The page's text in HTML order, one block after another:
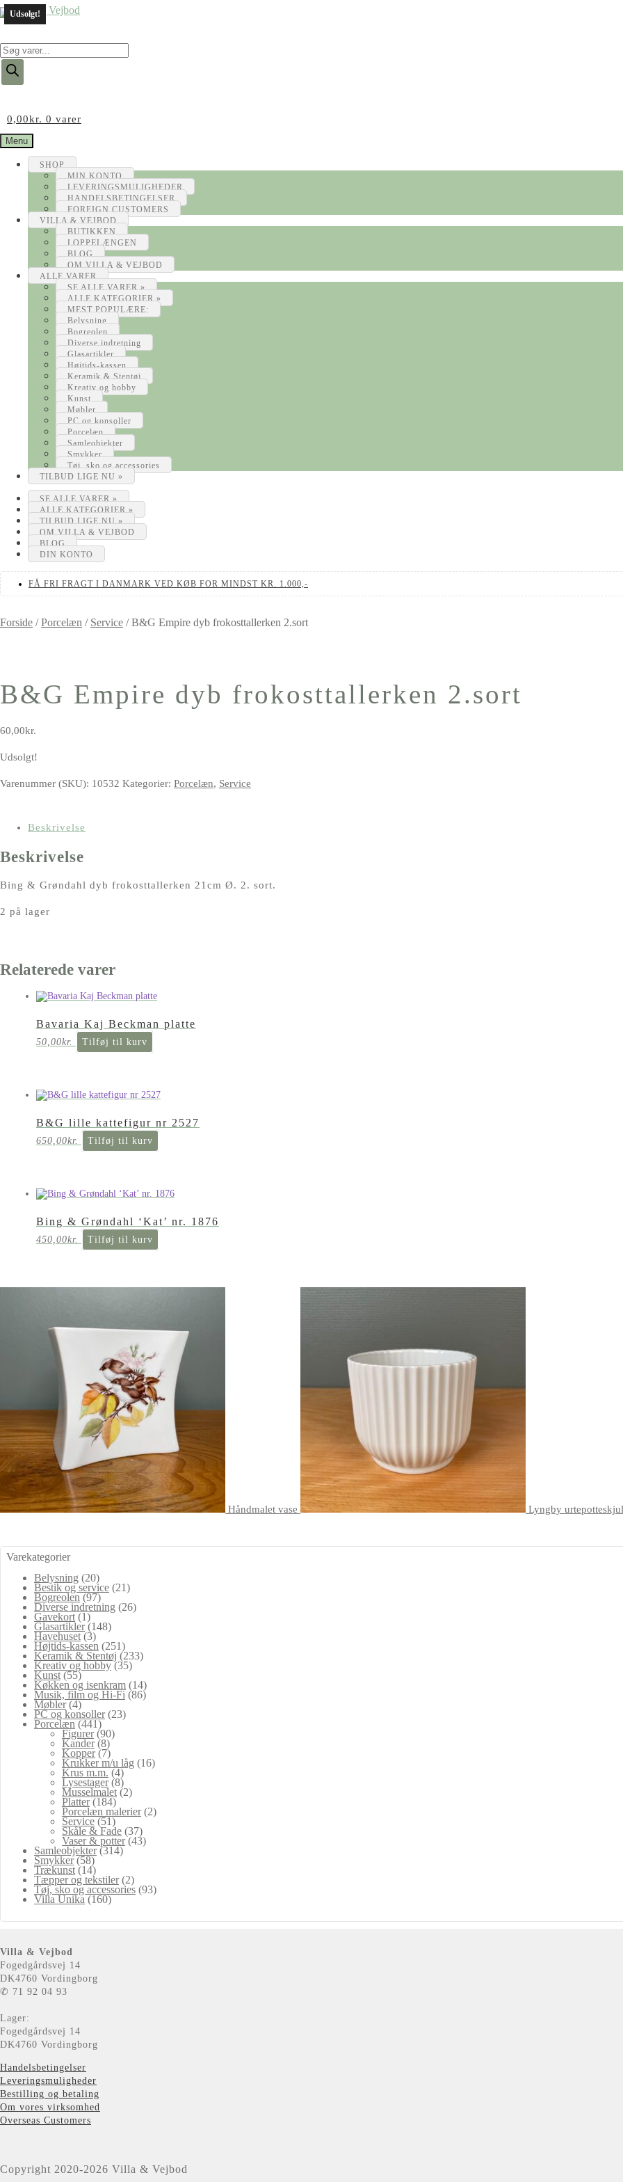
Products
search
0,00kr. 0 varer
Menu
SHOP
MIN KONTO
LEVERINGSMULIGHEDER
HANDELSBETINGELSER
FOREIGN CUSTOMERS
VILLA & VEJBOD
BUTIKKEN
LOPPELÆNGEN
BLOG
OM VILLA & VEJBOD
ALLE VARER
SE ALLE VARER »
ALLE KATEGORIER »
MEST POPULÆRE:
Belysning
Bogreolen
Diverse indretning
Glasartikler
Højtids-kassen
Keramik & Stentøj
Kreativ og hobby
Kunst
Møbler
PC og konsoller
Porcelæn
Samleobjekter
Smykker
Tøj, sko og accessories
TILBUD LIGE NU »
SE ALLE VARER »
ALLE KATEGORIER »
TILBUD LIGE NU »
OM VILLA & VEJBOD
BLOG
DIN KONTO
FÅ FRI FRAGT I DANMARK VED KØB FOR MINDST KR. 1.000,-
Forside /Porcelæn / Service /B&G Empire dyb frokosttallerken 2.sort
Udsolgt!
B&G Empire dyb frokosttallerken 2.sort
60,00kr.
Udsolgt!
Varenummer (SKU): 10532 Kategorier: Porcelæn, Service
Beskrivelse
Beskrivelse
Bing & Grøndahl dyb frokosttallerken 21cm Ø. 2. sort.
2 på lager
Relaterede varer
Bavaria Kaj Beckman platte
50,00kr. Tilføj til kurv
B&G lille kattefigur nr 2527
650,00kr. Tilføj til kurv
Bing & Grøndahl ‘Kat’ nr. 1876
450,00kr. Tilføj til kurv
Håndmalet vase Lyngby
Varekategorier
Belysning (20)
Bestik og service (21)
Bogreolen (97)
Diverse indretning (26)
Gavekort (1)
Glasartikler (148)
Havehuset (3)
Højtids-kassen (251)
Keramik & Stentøj (233)
Kreativ og hobby (35)
Kunst (55)
Køkken og isenkram (14)
Musik, film og Hi-Fi (86)
Møbler (4)
PC og konsoller (23)
Porcelæn (441)
Figurer (90)
Kander (8)
Kopper (7)
Krukker m/u låg (16)
Krus m.m. (4)
Lysestager (8)
Musselmalet (2)
Platter (184)
Porcelæn malerier (2)
Service (51)
Skåle & Fade (37)
Vaser & potter (43)
Samleobjekter (314)
Smykker (58)
Trækunst (14)
Tæpper og tekstiler (2)
Tøj, sko og accessories (93)
Villa Unika (160)
Villa & Vejbod
Fogedgårdsvej 14
DK4760 Vordingborg
✆ 71 92 04 93
Lager:
Fogedgårdsvej 14
DK4760 Vordingborg
Handelsbetingelser
Leveringsmuligheder
Bestilling og betaling
Om vores virksomhed
Overseas Customers
Copyright 2020-2026 Villa & Vejbod